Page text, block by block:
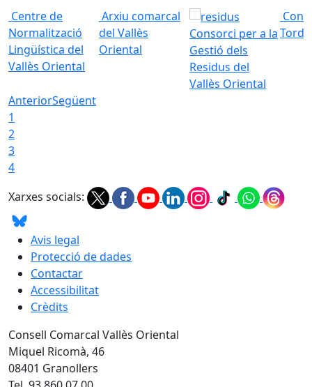
Centre de
Normalització
Lingüística del
Vallès Oriental
Arxiu comarcal
del Vallès
Oriental
Consorci per a la
Gestió dels
Residus del
Vallès Oriental
AnteriorSegüent
1
2
3
4
Xarxes socials:
Avis legal
Protecció de dades
Contactar
Accessibilitat
Crèdits
Consell Comarcal Vallès Oriental
Miquel Ricomà, 46
08401 Granollers